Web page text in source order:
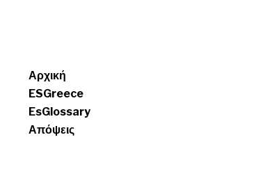
Αρχική
ESGreece
EsGlossary
Απόψεις